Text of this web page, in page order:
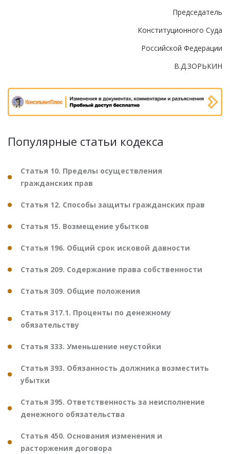
Председатель
Конституционного Суда
Российской Федерации
В.Д.ЗОРЬКИН
Популярные статьи кодекса
Статья 10. Пределы осуществления
гражданских прав
Статья 12. Способы защиты гражданских прав
Статья 15. Возмещение убытков
Статья 196. Общий срок исковой давности
Статья 209. Содержание права собственности
Статья 309. Общие положения
Статья 317.1. Проценты по денежному
обязательству
Статья 333. Уменьшение неустойки
Статья 393. Обязанность должника возместить
убытки
Статья 395. Ответственность за неисполнение
денежного обязательства
Статья 450. Основания изменения и
расторжения договора